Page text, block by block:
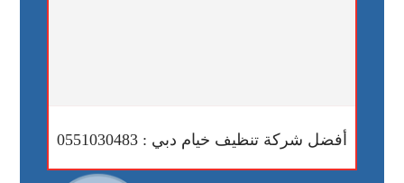
أفضل شركة تنظيف خيام دبي : 0551030483